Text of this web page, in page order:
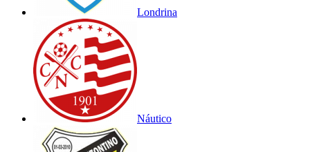
Londrina
Náutico